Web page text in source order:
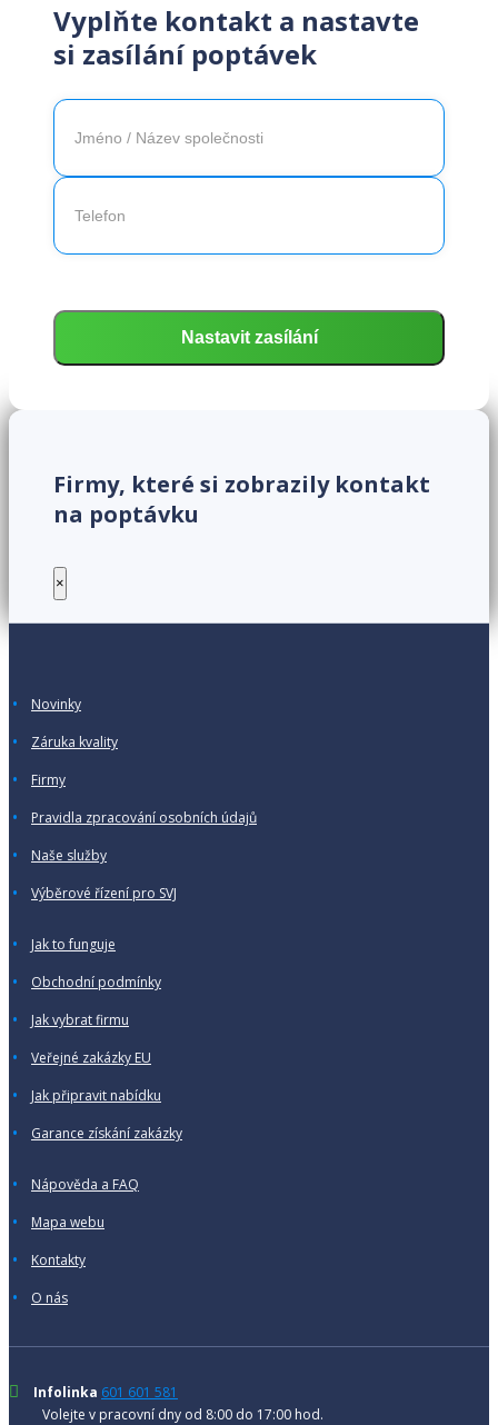
Vyplňte kontakt a nastavte
si zasílání poptávek
Firmy, které si zobrazily kontakt
na poptávku
×
Novinky
Záruka kvality
Firmy
Pravidla zpracování osobních údajů
Naše služby
Výběrové řízení pro SVJ
Jak to funguje
Obchodní podmínky
Jak vybrat firmu
Veřejné zakázky EU
Jak připravit nabídku
Garance získání zakázky
Nápověda a FAQ
Mapa webu
Kontakty
O nás
Infolinka 601 601 581
Volejte v pracovní dny od 8:00 do 17:00 hod.